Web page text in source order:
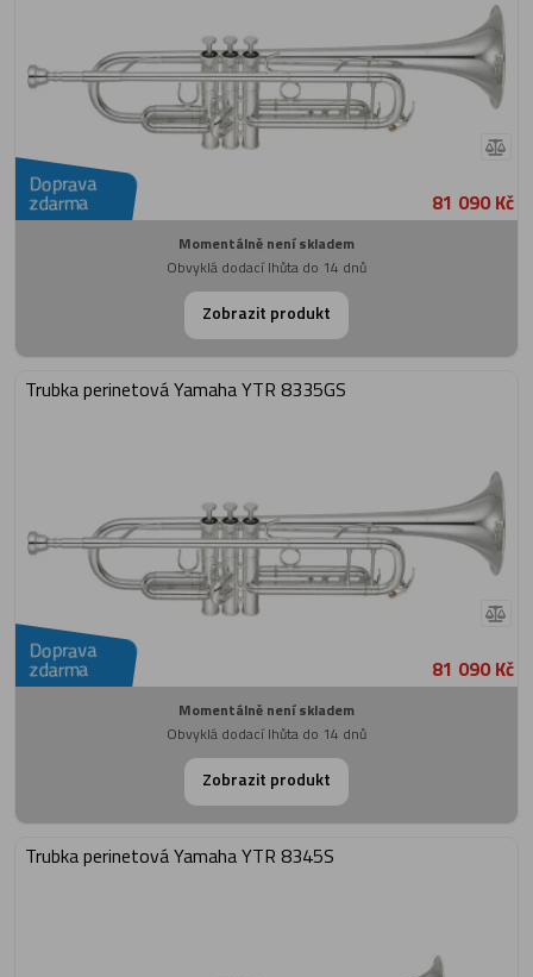
Doprava
zdarma 81 090 Kč
Momentálně není skladem
Obvyklá dodací lhůta do 14 dnů
Zobrazit produkt
Trubka perinetová Yamaha YTR 8335GS
Doprava
zdarma 81 090 Kč
Momentálně není skladem
Obvyklá dodací lhůta do 14 dnů
Zobrazit produkt
Trubka perinetová Yamaha YTR 8345S